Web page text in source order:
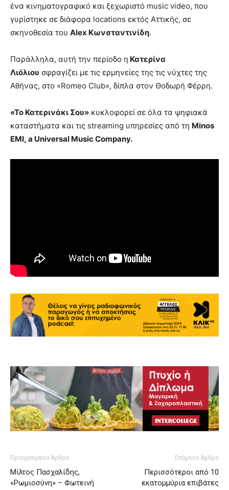
ένα κινηματογραφικό και ξεχωριστό music video, που
γυρίστηκε σε διάφορα locations εκτός Αττικής, σε
σκηνοθεσία του Alex Κωνσταντινίδη.
Παράλληλα, αυτή την περίοδο η Κατερίνα
Λιόλιου σφραγίζει με τις ερμηνείες της τις νύχτες της
Αθήνας, στο «Romeo Club», δίπλα στον Θοδωρή Φέρρη.
«Το Κατερινάκι Σου» κυκλοφορεί σε όλα τα ψηφιακά
καταστήματα και τις streaming υπηρεσίες από τη Minos
EMI, a Universal Music Company.
Προηγούμενο Άρθρο
Μίλτος Πασχαλίδης,
«Ρωμιοσύνη» – Φωτεινή
Επόμενο Άρθρο
Περισσότεροι από 10
εκατομμύρια επιβάτες